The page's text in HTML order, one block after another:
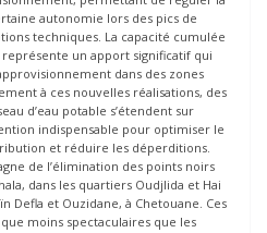
autonomie lors des pics de
techniques. La capacité cumulée
un apport significatif qui
dans des zones
à ces nouvelles réalisations, des
d’eau potable s’étendent sur
indispensable pour optimiser le
et réduire les déperditions.
de l’élimination des points noirs
dans les quartiers Oudjlida et Hai
Defla et Ouzidane, à Chetouane. Ces
moins spectaculaires que les